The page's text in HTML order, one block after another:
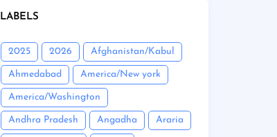
LABELS
2025 2026 Afghanistan/Kabul
Ahmedabad America/New york
America/Washington
Andhra Pradesh Angadha Araria